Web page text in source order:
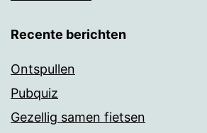
Recente berichten
Ontspullen
Pubquiz
Gezellig samen fietsen